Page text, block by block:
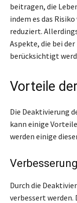
beitragen, die
indem es das
reduziert.
Aspekte, die bei
berücksichtigt
Vorteile
Die Deaktivierung
kann einige
werden einige
Durch die
verbessert werden.